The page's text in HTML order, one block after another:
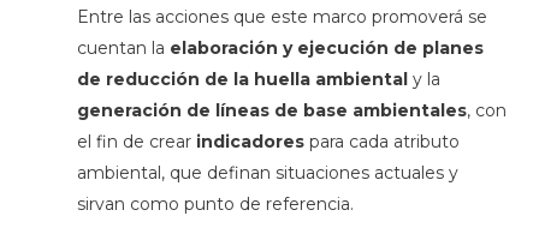
Entre las acciones que este marco promoverá se
cuentan la elaboración y ejecución de planes
de reducción de la huella ambientaly la
generación de líneas de base ambientales, con
el fin de crear indicadores para cada atributo
ambiental, que definan situaciones actuales y
sirvan como punto de referencia.